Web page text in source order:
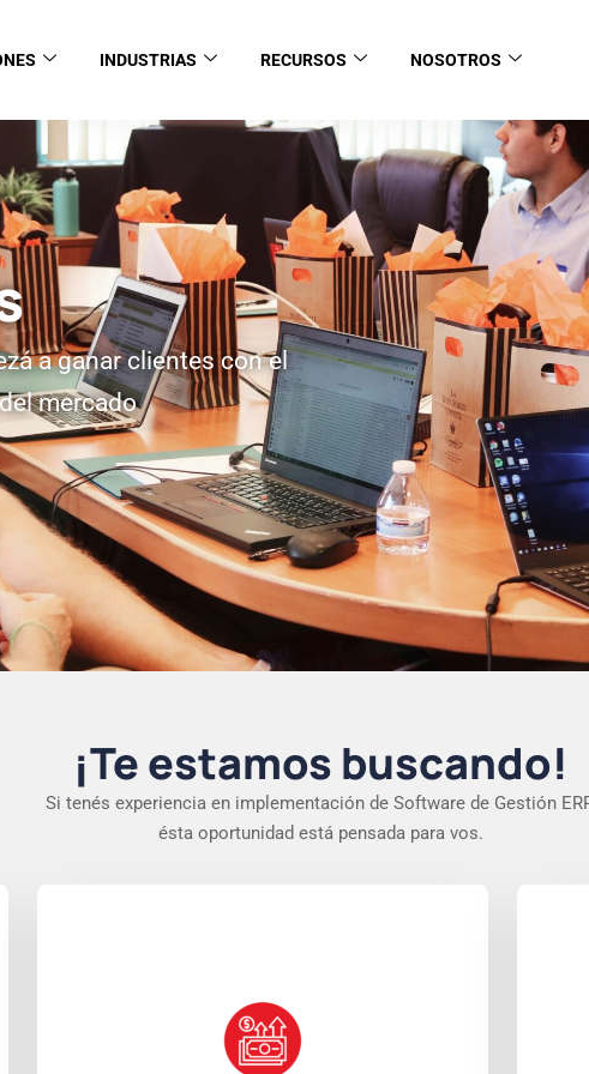
INDUSTRIAS RECURSOS NOSOTROS
a ganar clientes con el
mercado
¡Te estamos buscando!
Si tenés experiencia en implementación de Software de Gestión
ésta oportunidad está pensada para vos.